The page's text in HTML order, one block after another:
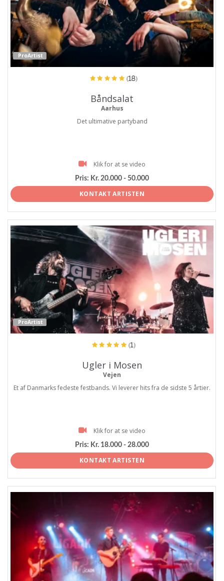
ProArtist
(18)
Båndsalat
Aarhus
Det ultimative partyband
Klik for at se video
Pris: Kr. 20.000 - 50.000
KONTAKT ARTISTEN
ProArtist
(1)
Ugler i Mosen
Vejen
Et af Danmarks fedeste festbands. Vi leverer hits fra de sidste 5 årtier.
Klik for at se video
Pris: Kr. 18.000 - 28.000
KONTAKT ARTISTEN